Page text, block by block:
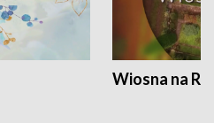
Wiosna na